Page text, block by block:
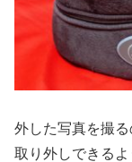
外した写真を撮
取り外しできる